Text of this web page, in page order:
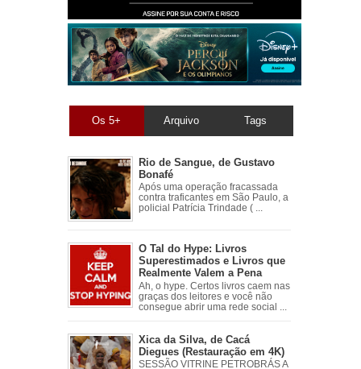
Os 5+ Arquivo Tags
Rio de Sangue, de Gustavo
Bonafé
Após uma operação fracassada
contra traficantes em São Paulo, a
policial Patrícia Trindade ( ...
O Tal do Hype: Livros
Superestimados e Livros que
Realmente Valem a Pena
Ah, o hype. Certos livros caem nas
graças dos leitores e você não
consegue abrir uma rede social ...
Xica da Silva, de Cacá
Diegues (Restauração em 4K)
SESSÃO VITRINE PETROBRÁS A